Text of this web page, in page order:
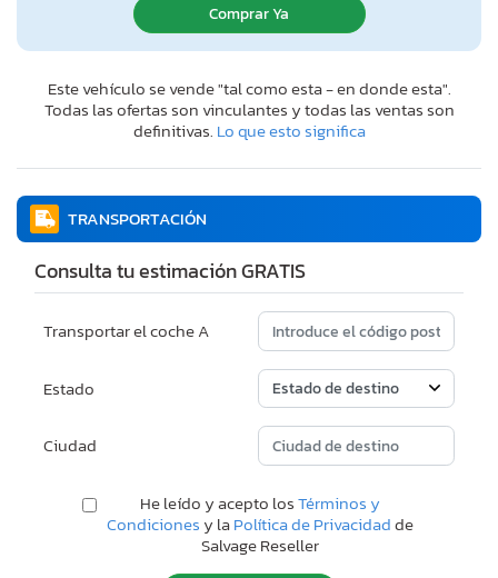
Comprar Ya
Este vehículo se vende "tal como esta - en donde esta".
Todas las ofertas son vinculantes y todas las ventas son
definitivas. Lo que esto significa
TRANSPORTACIÓN
Consulta tu estimación GRATIS
Transportar el coche A
Estado
Ciudad
He leído y acepto losTérminos y
Condiciones y laPolítica de Privacidadde
Salvage Reseller